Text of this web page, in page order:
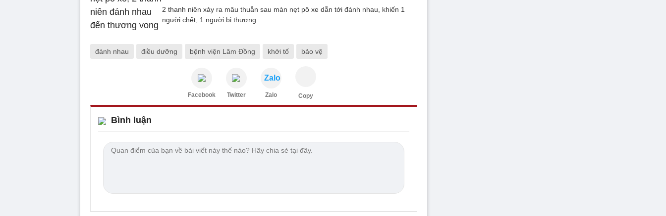
2 thanh niên xảy ra mâu thuẫn sau màn nẹt pô xe dẫn tới đánh nhau, khiến 1
người chết, 1 người bị thương.
đánh nhau điều dưỡng bệnh viện Lâm Đồng khởi tố bảo vệ
Facebook Twitter
Zalo
Zalo Copy
Bình luận